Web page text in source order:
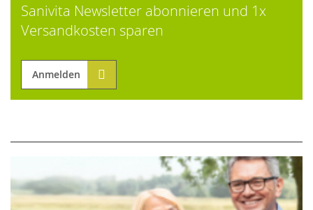
Sanivita Newsletter abonnieren und 1x
Versandkosten sparen
Anmelden